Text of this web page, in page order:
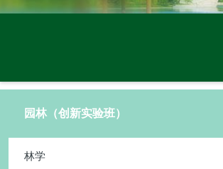
园林（创新实验班）
林学